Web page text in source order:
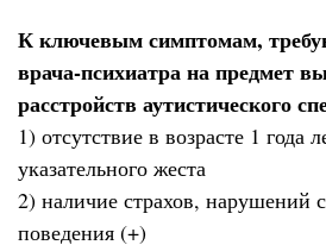
К ключевым симптомам,
врача-психиатра на предмет
расстройств аутистического
1) отсутствие в возрасте 1 года
указательного жеста
2) наличие страхов, нарушений
поведения (+)